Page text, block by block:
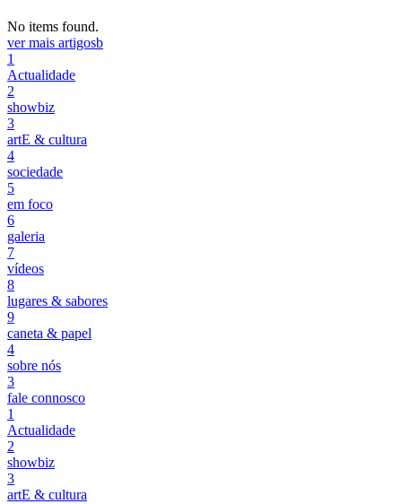
No items found.
ver mais artigosb
1
Actualidade
2
showbiz
3
artE & cultura
4
sociedade
5
em foco
6
galeria
7
vídeos
8
lugares & sabores
9
caneta & papel
4
sobre nós
3
fale connosco
1
Actualidade
2
showbiz
3
artE & cultura